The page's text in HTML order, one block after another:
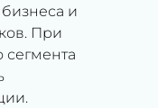
и
При